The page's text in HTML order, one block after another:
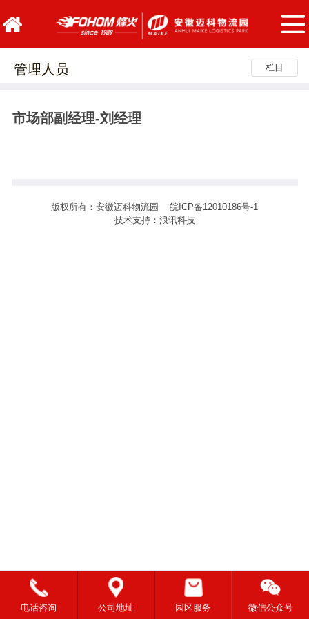
栏目
管理人员
市场部副经理-刘经理
版权所有：安徽迈科物流园 皖ICP备12010186号-1
技术支持： 浪讯科技
电话咨询 公司地址 园区服务 微信公众号